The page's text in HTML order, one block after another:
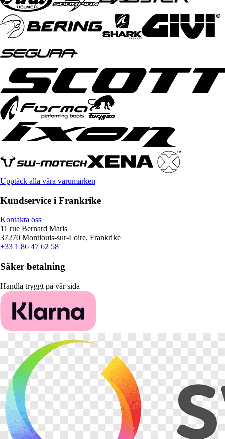
Upptäck alla våra varumärken
Kundservice i Frankrike
Kontakta oss
11 rue Bernard Maris
37270 Montlouis-sur-Loire, Frankrike
+33 1 86 47 62 58
Säker betalning
Handla tryggt på vår sida